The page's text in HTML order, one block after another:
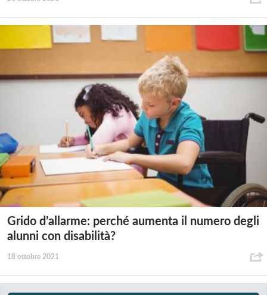
Grido d’allarme: perché aumenta il numero degli
alunni con disabilità?
18 ottobre 2021